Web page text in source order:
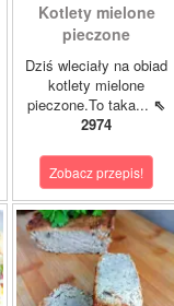
Kotlety mielone
pieczone
Dziś wleciały na obiad
kotlety mielone
pieczone.To taka... ⇖
2974
Zobacz przepis!